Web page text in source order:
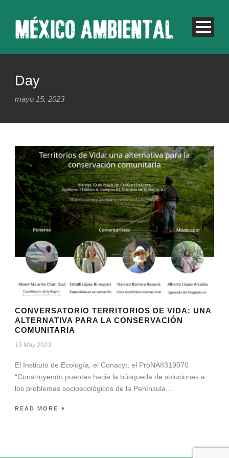
Day
mayo 15, 2023
CONVERSATORIO TERRITORIOS DE VIDA: UNA
ALTERNATIVA PARA LA CONSERVACIÓN
COMUNITARIA
15 May 2023
El Instituto de Ecología, el Conacyt, el ProNAII319070
“Construyendo puentes hacia la búsqueda de soluciones a
los problemas socioecológicos de la Península...
READ MORE